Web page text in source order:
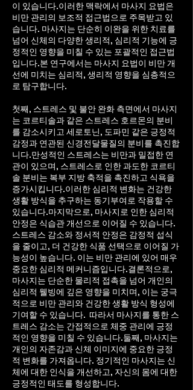
이 있습니다.이러한 맥락에서 마사지 요법은
비만 관리의 보조적 접근법으로 주목받고 있
습니다. 마사지는 단순히 이완을 위한 치료를
넘어 신체의 다양한 생리적, 심리적 기능에 긍
정적인 영향을 미칠 수 있는 포괄적인 접근법
입니다.본 연구에서는 마사지 요법이 비만 개
선에 미치는 심리적, 생리적 영향을 심층적으
로 탐구합니다.
첫째, 스트레스 및 불안 완화 측면에서 마사지
는 코르티솔과 같은 스트레스 호르몬의 분비
를 감소시키고 세로토닌, 도파민 같은 긍정적
감정과 연관된 신경전달물질의 분비를 촉진합
니다.만성적인 스트레스는 비만과 밀접한 연
관이 있으며, 스트레스로 인한 과도한 코르티
솔 분비는 복부 지방 축적을 촉진하고 식욕을
증가시킵니다.이러한 심리적 변화는 건강한
생활 방식을 추구하는 동기부여로 작용할 수
있습니다.마지막으로, 마사지로 인한 심리적
안정은 식습관 개선으로 이어질 수 있습니다.
스트레스 감소와 정서적 안정은 감정적 섭식
을 줄이고, 더 건강한 식품 선택으로 이어질 가
능성이 높습니다. 이는 비만 관리에 있어 매우
중요한 심리적 메커니즘입니다.결론적으로,
마사지는 단순한 물리적 접촉을 넘어 개인의
심리적 웰빙에 깊은 영향을 미치며, 이는 궁극
적으로 비만 관리와 건강한 생활 방식 형성에
기여할 수 있습니다. 따라서 마사지를 통한 스
트레스 감소는 간접적으로 체중 관리에 긍정
적인 영향을 미칠 수 있습니다.둘째, 마사지는
개인의 자존감과 신체 이미지에 중요한 긍정
적 변화를 가져옵니다. 정기적인 마사지는 신
체에 대한 인식을 개선하고, 자신의 몸에 대한
긍정적인 태도를 형성합니다.